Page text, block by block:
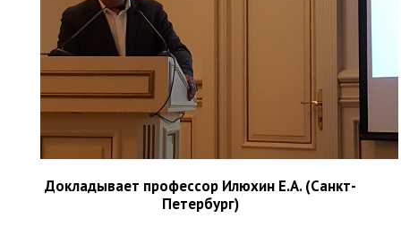
Докладывает профессор Илюхин Е.А. (Санкт-
Петербург)